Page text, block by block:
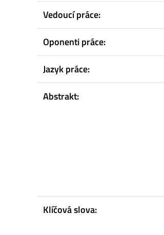
Vedoucí práce:
Oponenti práce:
Jazyk práce:
Abstrakt:
Klíčová slova: